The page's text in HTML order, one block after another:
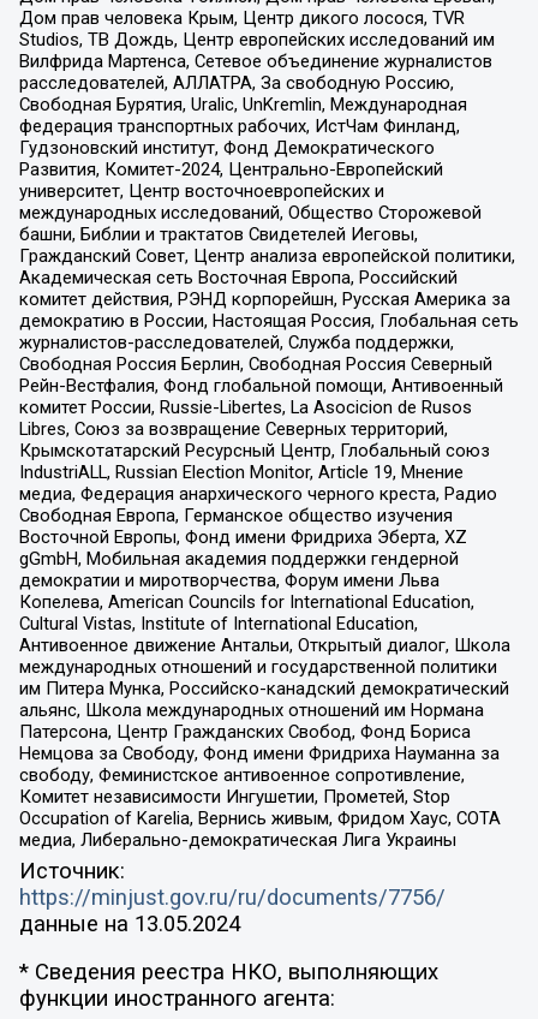
Дом прав человека Крым, Центр дикого лосося, TVR
Studios, ТВ Дождь, Центр европейских исследований им
Вилфрида Мартенса, Сетевое объединение журналистов
расследователей, АЛЛАТРА, За свободную Россию,
Свободная Бурятия, Uralic, UnKremlin, Международная
федерация транспортных рабочих, ИстЧам Финланд,
Гудзоновский институт, Фонд Демократического
Развития, Комитет-2024, Центрально-Европейский
университет, Центр восточноевропейских и
международных исследований, Общество Сторожевой
башни, Библии и трактатов Свидетелей Иеговы,
Гражданский Совет, Центр анализа европейской политики,
Академическая сеть Восточная Европа, Российский
комитет действия, РЭНД корпорейшн, Русская Америка за
демократию в России, Настоящая Россия, Глобальная сеть
журналистов-расследователей, Служба поддержки,
Свободная Россия Берлин, Свободная Россия Северный
Рейн-Вестфалия, Фонд глобальной помощи, Антивоенный
комитет России, Russie-Libertes, La Asocicion de Rusos
Libres, Союз за возвращение Северных территорий,
Крымскотатарский Ресурсный Центр, Глобальный союз
IndustriALL, Russian Election Monitor, Article 19, Мнение
медиа, Федерация анархического черного креста, Радио
Свободная Европа, Германское общество изучения
Восточной Европы, Фонд имени Фридриха Эберта, XZ
gGmbH, Мобильная академия поддержки гендерной
демократии и миротворчества, Форум имени Льва
Копелева, American Councils for International Education,
Cultural Vistas, Institute of International Education,
Антивоенное движение Антальи, Открытый диалог, Школа
международных отношений и государственной политики
им Питера Мунка, Российско-канадский демократический
альянс, Школа международных отношений им Нормана
Патерсона, Центр Гражданских Свобод, Фонд Бориса
Немцова за Свободу, Фонд имени Фридриха Науманна за
свободу, Феминистское антивоенное сопротивление,
Комитет независимости Ингушетии, Прометей, Stop
Occupation of Karelia, Вернись живым, Фридом Хаус, СОТА
медиа, Либерально-демократическая Лига Украины
Источник:
https://minjust.gov.ru/ru/documents/7756/
данные на 13.05.2024
* Сведения реестра НКО, выполняющих
функции иностранного агента: